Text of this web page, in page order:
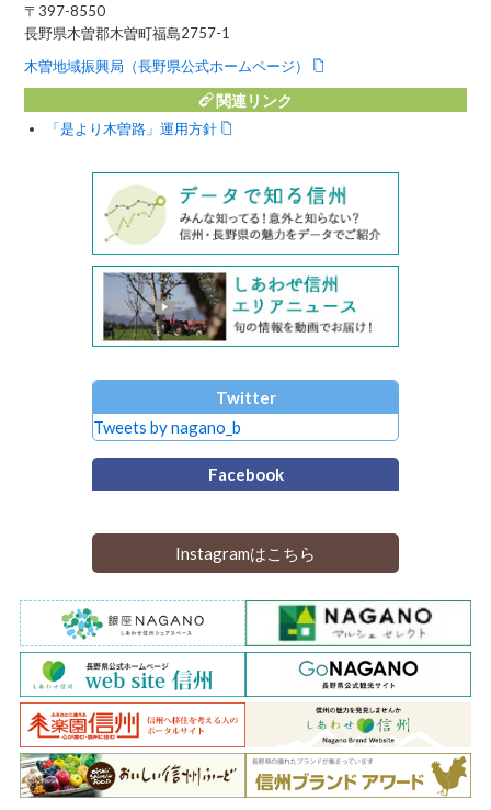
〒397-8550
長野県木曽郡木曽町福島2757-1
木曽地域振興局（長野県公式ホームページ）
関連リンク
「是より木曽路」運用方針
Twitter
Tweets by nagano_b
Facebook
Instagramはこちら